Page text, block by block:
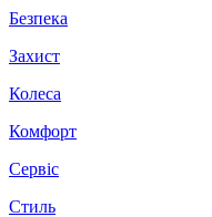
Безпека
Захист
Колеса
Комфорт
Сервіс
Стиль